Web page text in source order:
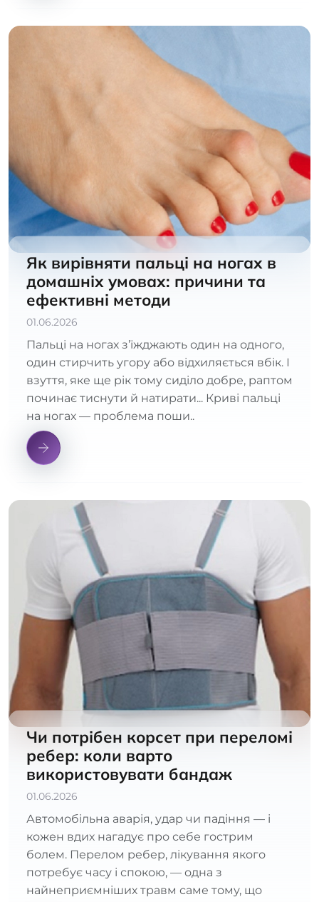
Як вирівняти пальці на ногах в
домашніх умовах: причини та
ефективні методи
01.06.2026
Пальці на ногах з’їжджають один на одного,
один стирчить угору або відхиляється вбік. І
взуття, яке ще рік тому сиділо добре, раптом
починає тиснути й натирати... Криві пальці
на ногах — проблема поши..
Чи потрібен корсет при переломі
ребер: коли варто
використовувати бандаж
01.06.2026
Автомобільна аварія, удар чи падіння — і
кожен вдих нагадує про себе гострим
болем. Перелом ребер, лікування якого
потребує часу і спокою, — одна з
найнеприємніших травм саме тому, що